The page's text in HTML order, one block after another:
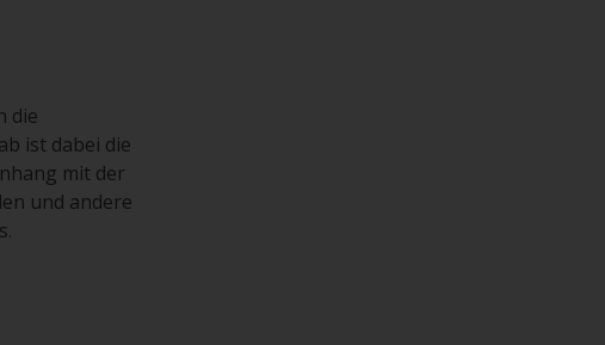
die
ist dabei die
mit der
und andere